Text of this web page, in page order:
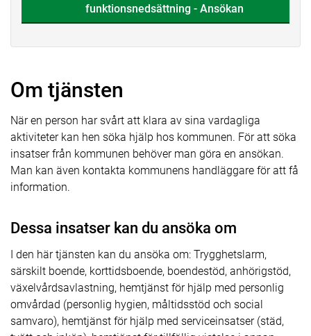
funktionsnedsättning - Ansökan
Om tjänsten
När en person har svårt att klara av sina vardagliga
aktiviteter kan hen söka hjälp hos kommunen. För att söka
insatser från kommunen behöver man göra en ansökan.
Man kan även kontakta kommunens handläggare för att få
information.
Dessa insatser kan du ansöka om
I den här tjänsten kan du ansöka om: Trygghetslarm,
särskilt boende, korttidsboende, boendestöd, anhörigstöd,
växelvårdsavlastning, hemtjänst för hjälp med personlig
omvårdad (personlig hygien, måltidsstöd och social
samvaro), hemtjänst för hjälp med serviceinsatser (städ,